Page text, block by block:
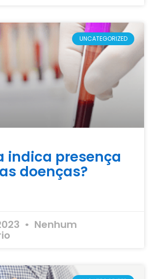
UNCATEGORIZED
indica presença
doenças?
Nenhum